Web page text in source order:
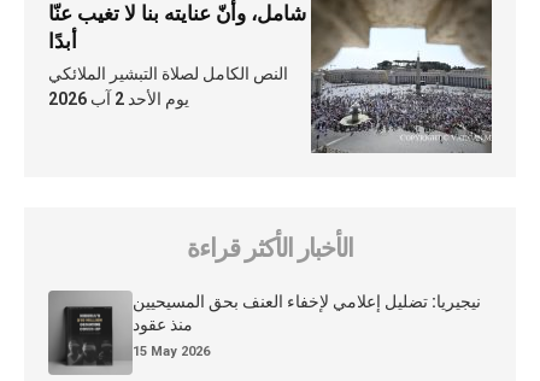
شامل، وأنّ عنايته بنا لا تغيب عنّا
أبدًا
النص الكامل لصلاة التبشير الملائكي
يوم الأحد 2 آب 2026
الأخبار الأكثر قراءة
نيجيريا: تضليل إعلامي لإخفاء العنف بحق المسيحيين
منذ عقود
15 May 2026